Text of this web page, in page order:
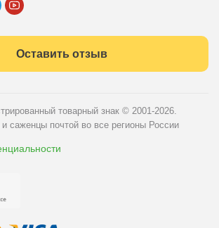
Оставить отзыв
товарный знак © 2001-2026.
саженцы почтой во все регионы России